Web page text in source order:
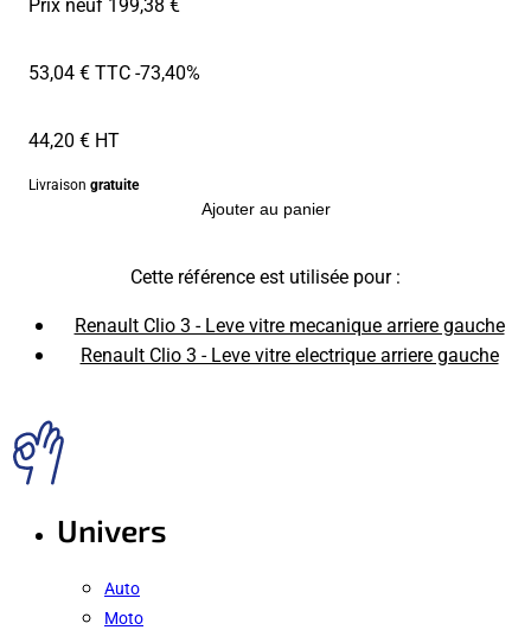
53,04 € TTC-73,40%
44,20 € HT
Livraison gratuite
Ajouter au panier
Cette référence est utilisée pour :
Renault Clio 3 - Leve vitre mecanique arriere gauche
Renault Clio 3 - Leve vitre electrique arriere gauche
Univers
Auto
Moto